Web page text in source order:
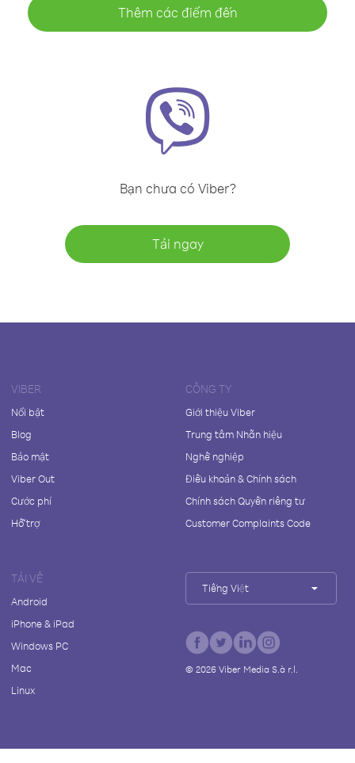
Thêm các điểm đến
Bạn chưa có Viber?
Tải ngay
VIBER
Nổi bật
Blog
Bảo mật
Viber Out
Cước phí
Hỗ trợ
CÔNG TY
Giới thiệu Viber
Trung tâm Nhãn hiệu
Nghề nghiệp
Điều khoản & Chính sách
Chính sách Quyền riêng tư
Customer Complaints Code
TẢI VỀ
Android
iPhone & iPad
Windows PC
Mac
Linux
Tiếng Việt
© 2026Viber Media S.à r.l.